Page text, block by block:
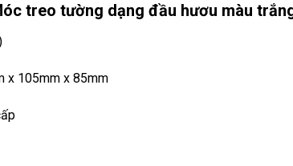
treo tường dạng đầu hươu màu
x 105mm x 85mm